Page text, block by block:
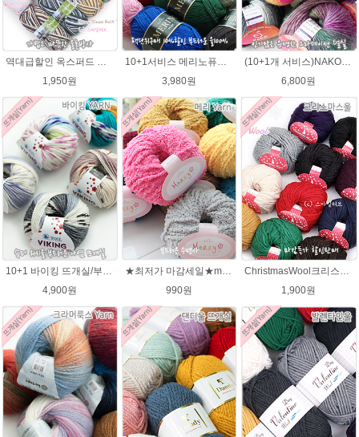
역대급할인 옥스퍼드 나염뜨개실 털실
1,950원
10+1서비스 메리노퓨어울 C 손뜨개질 털실 뜨개실 블랭킷뜨기실
3,980원
(10+1개 서비스)NAKO 오슬로울 그라데이션 털실 Oslo wool 뜨개실 나코오슬로울실
6,800원
10+1 바이킹 뜨개실/부드러운 나염 아기털실 목도리실 Viking Yarn
4,900원
★최저가 마감세일★merry메리/털실/수면뜨개실/뜨개질실/손뜨개실/목도리털실
990원
ChristmasWool크리스마스울 털실 손뜨개 뜨개질 뜨개실
1,900원